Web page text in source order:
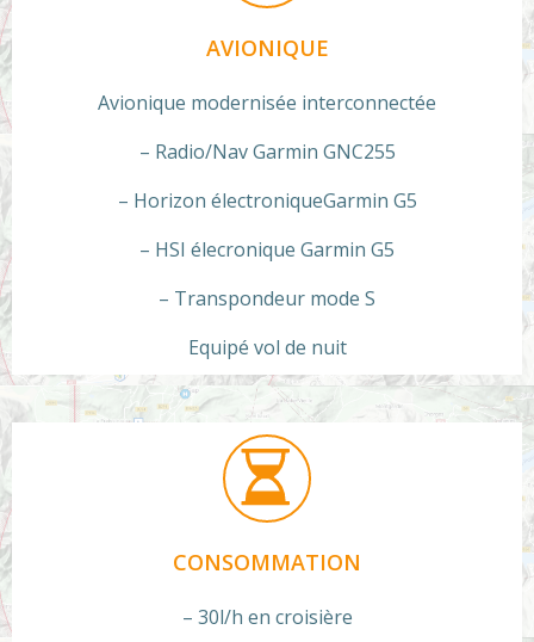
AVIONIQUE
Avionique modernisée interconnectée
– Radio/Nav Garmin GNC255
– Horizon électroniqueGarmin G5
– HSI élecronique Garmin G5
– Transpondeur mode S
Equipé vol de nuit
CONSOMMATION
– 30l/h en croisière